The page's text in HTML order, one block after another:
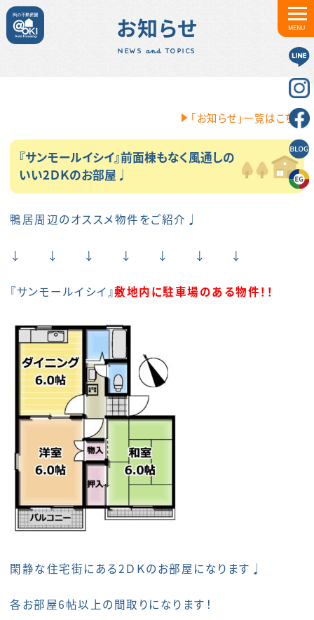
MENU
お知らせ
NEWS and TOPICS
「お知らせ」一覧はこちら
『サンモールイシイ』前面棟もなく風通しの
いい2ＤＫのお部屋♩
鴨居周辺のオススメ物件をご紹介♩
↓ ↓ ↓ ↓ ↓ ↓ ↓
『サンモールイシイ』敷地内に駐車場のある物件！！
閑静な住宅街にある2ＤＫのお部屋になります♩
各お部屋6帖以上の間取りになります！